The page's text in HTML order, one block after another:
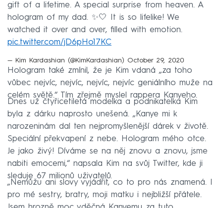
gift of a lifetime. A special surprise from heaven. A
hologram of my dad. ✨🤍 It is so lifelike! We
watched it over and over, filled with emotion.
pic.twitter.com/jD6pHo17KC
— Kim Kardashian (@KimKardashian) October 29, 2020
Hologram také zmínil, že je Kim vdaná „za toho
vůbec nejvíc, nejvíc, nejvíc, nejvíc geniálního muže na
celém světě.“ Tím zřejmě myslel rappera Kanyeho.
Dnes už čtyřicetiletá modelka a podnikatelka Kim
byla z dárku naprosto unešená. „Kanye mi k
narozeninám dal ten nejpromyšlenější dárek v životě.
Speciální překvapení z nebe. Hologram mého otce.
Je jako živý! Díváme se na něj znovu a znovu, jsme
nabiti emocemi,“ napsala Kim na svůj Twitter, kde ji
sleduje 67 milionů uživatelů.
„Nemůžu ani slovy vyjádřit, co to pro nás znamená. I
pro mé sestry, bratry, moji matku i nejbližší přátele.